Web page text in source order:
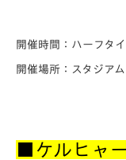
開催時間：ハーフタ
開催場所：スタジア
■ケルヒャ